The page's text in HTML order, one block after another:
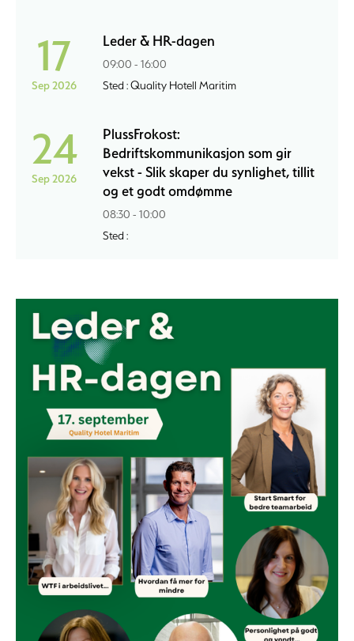
17
Sep 2026
Leder & HR-dagen
09:00 - 16:00
Sted : Quality Hotell Maritim
24
Sep 2026
PlussFrokost:
Bedriftskommunikasjon som gir
vekst - Slik skaper du synlighet, tillit
og et godt omdømme
08:30 - 10:00
Sted :